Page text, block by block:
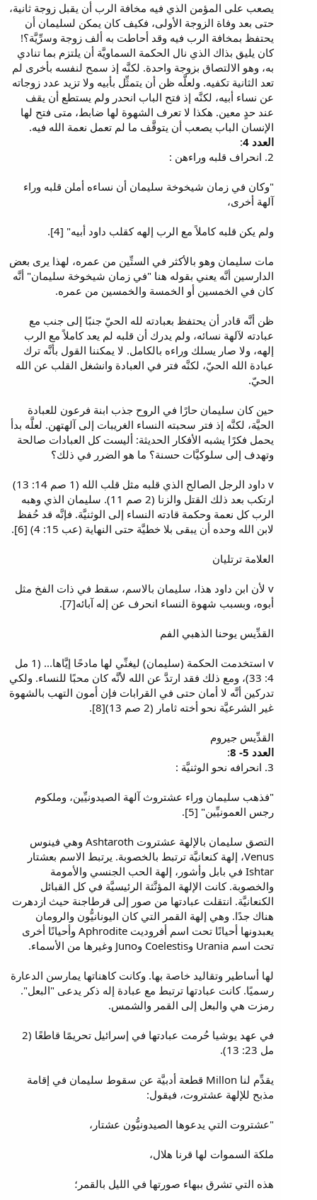
يصعب على المؤمن الذي فيه مخافة الرب أن يقبل زوجة ثانية،
حتى بعد وفاة الزوجة الأولى، فكيف كان يمكن لسليمان أن
يحتفظ بمخافة الرب فيه وقد أحاطت به ألف زوجة وسرِّيَّة؟!
كان يليق بذاك الذي نال الحكمة السماويَّة أن يلتزم بما تنادي
به، وهو الالتصاق بزوجة واحدة. لكنَّه إذ سمح لنفسه بأخرى لم
تعد الثانية تكفيه. ولعلَّه ظن أن يتمثِّل بأبيه ولا تزيد عدد زوجاته
عن نساء أبيه، لكنَّه إذ فتح الباب انحدر ولم يستطع أن يقف
عند حدٍ معين. هكذا لا تعرف الشهوة لها ضابط، متى فتح لها
الإنسان الباب يصعب أن يتوقَّف ما لم تعمل نعمة الله فيه.
العدد 4 :
2. انحراف قلبه وراءهن :
"وكان في زمان شيخوخة سليمان أن نساءه أملن قلبه وراء
آلهة أخرى،
ولم يكن قلبه كاملاً مع الرب إلهه كقلب داود أبيه" [4].
مات سليمان وهو بالأكثر في الستِّين من عمره، لهذا يرى بعض
الدارسين أنَّه يعني بقوله هنا "في زمان شيخوخة سليمان" أنَّه
كان في الخمسين أو الخمسة والخمسين من عمره.
ظن أنَّه قادر أن يحتفظ بعبادته لله الحيّ جنبًا إلى جنب مع
عبادته لآلهة نسائه، ولم يدرك أن قلبه لم يعد كاملاً مع الرب
إلهه، ولا صار يسلك وراءه بالكامل. لا يمكننا القول بأنَّه ترك
عبادة الله الحيّ، لكنَّه فتر في العبادة وانشغل القلب عن الله
الحيّ.
حين كان سليمان حارًا في الروح جذب ابنة فرعون للعبادة
الحيَّة، لكنَّه إذ فتر سحبته النساء الغريبات إلى آلهتهن. لعلَّه بدأ
يحمل فكرًا يشبه الأفكار الحديثة: أليست كل العبادات صالحة
وتهدف إلى سلوكيَّات حسنة؟ ما هو الضرر في ذلك؟
v داود الرجل الصالح الذي قلبه مثل قلب الله (1 صم 14: 13)
ارتكب بعد ذلك القتل والزنا (2 صم 11). سليمان الذي وهبه
الرب كل نعمة وحكمة قادته النساء إلى الوثنيَّة. فإنَّه قد حُفظ
لابن الله وحده أن يبقى بلا خطيَّة حتى النهاية (عب 15: 4) [6].
العلامة ترتليان
v لأن ابن داود هذا، سليمان بالاسم، سقط في ذات الفخ مثل
أبوه، وبسبب شهوة النساء انحرف عن إله آبائه[7].
القدِّيس يوحنا الذهبي الفم
v استخدمت الحكمة (سليمان) ليغنِّي لها مادحًا إيَّاها... (1 مل
4: 33)، ومع ذلك فقد ارتدَّ عن الله لأنَّه كان محبًا للنساء. ولكي
تدركين أنَّه لا أمان حتى في القرابات فإن أمون التهب بالشهوة
غير الشرعيَّة نحو أخته ثامار (2 صم 13)[8].
القدِّيس جيروم
العدد 5- 8
:
3. انحرافه نحو الوثنيَّة :
"فذهب سليمان وراء عشتروث آلهة الصيدونيِّين، وملكوم
رجس العمونيِّين" [5].
التصق سليمان بالإلهة عشتروت Ashtaroth وهي فينوس
Venus، إلهة كنعانيَّة ترتبط بالخصوبة. يرتبط الاسم بعشتار
Ishtar في بابل وأشور، إلهة الحب الجنسي والأمومة
والخصوبة. كانت الإلهة المؤنَّثة الرئيسيَّة في كل القبائل
الكنعانيَّة. انتقلت عبادتها من صور إلى قرطاجنة حيث ازدهرت
هناك جدًا. وهي إلهة القمر التي كان اليونانيُّون والرومان
يعبدونها أحيانًا تحت اسم أفروديت Aphrodite وأحيانًا أخرى
تحت اسم Urania وCoelestis وJuno وغيرها من الأسماء.
لها أساطير وتقاليد خاصة بها. وكانت كاهناتها يمارسن الدعارة
رسميًا. كانت عبادتها ترتبط مع عبادة إله ذكر يدعى "البعل".
رمزت هي والبعل إلى القمر والشمس.
في عهد يوشيا حُرمت عبادتها في إسرائيل تحريمًا قاطعًا (2
مل 23: 13).
يقدِّم لنا Millon قطعة أدبيَّة عن سقوط سليمان في إقامة
مذبح للإلهة عشتروت، فيقول:
"عشتروت التي يدعوها الصيدونيُّون عشتار،
ملكة السموات لها قرنا هلال،
هذه التي تشرق ببهاء صورتها في الليل بالقمر؛